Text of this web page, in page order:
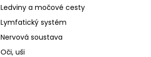
Ledviny a močové cesty
Lymfatický systém
Nervová soustava
Oči, uši